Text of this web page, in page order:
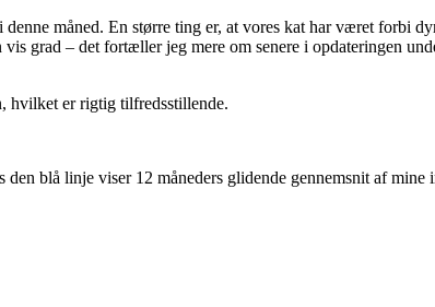
måned. En større ting er, at vores kat har været forbi
grad – det fortæller jeg mere om senere i opdateringen
hvilket er rigtig tilfredsstillende.
blå linje viser 12 måneders glidende gennemsnit af mine